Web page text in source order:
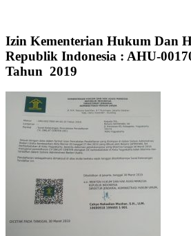
Izin Kementerian Hukum Dan
Republik Indonesia : AHU-
Tahun 2019